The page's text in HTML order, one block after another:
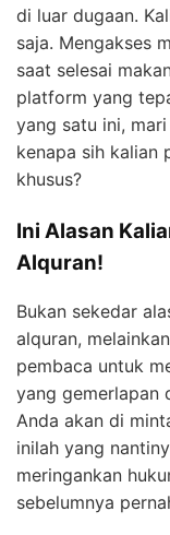
di luar dugaan.
saja. Mengakses
saat selesai
platform yang
yang satu ini,
kenapa sih kalian
khusus?
Ini Alasan
Alquran!
Bukan sekedar
alquran,
pembaca untuk
yang gemerlapan
Anda akan di
inilah yang
meringankan
sebelumnya